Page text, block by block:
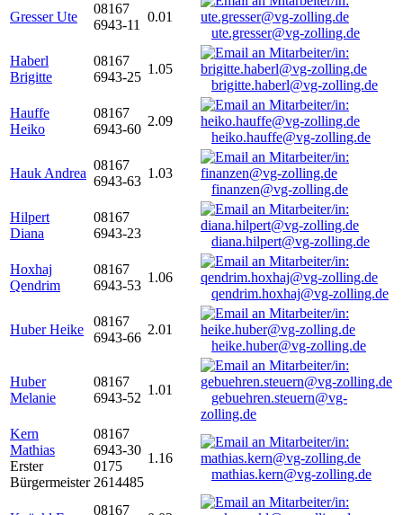
Gresser Ute
08167
6943-11
0.01
ute.gresser@vg-zolling.de
Haberl
Brigitte
08167
6943-25
1.05
brigitte.haberl@vg-zolling.de
Hauffe
Heiko
08167
6943-60
2.09
heiko.hauffe@vg-zolling.de
Hauk Andrea
08167
6943-63
1.03
finanzen@vg-zolling.de
Hilpert
Diana
08167
6943-23
diana.hilpert@vg-zolling.de
Hoxhaj
Qendrim
08167
6943-53
1.06
qendrim.hoxhaj@vg-zolling.de
Huber Heike
08167
6943-66
2.01
heike.huber@vg-zolling.de
Huber
Melanie
08167
6943-52
1.01
gebuehren.steuern@vg-
zolling.de
Kern
Mathias
Erster
Bürgermeister
08167
6943-30
0175
2614485
1.16
mathias.kern@vg-zolling.de
08167